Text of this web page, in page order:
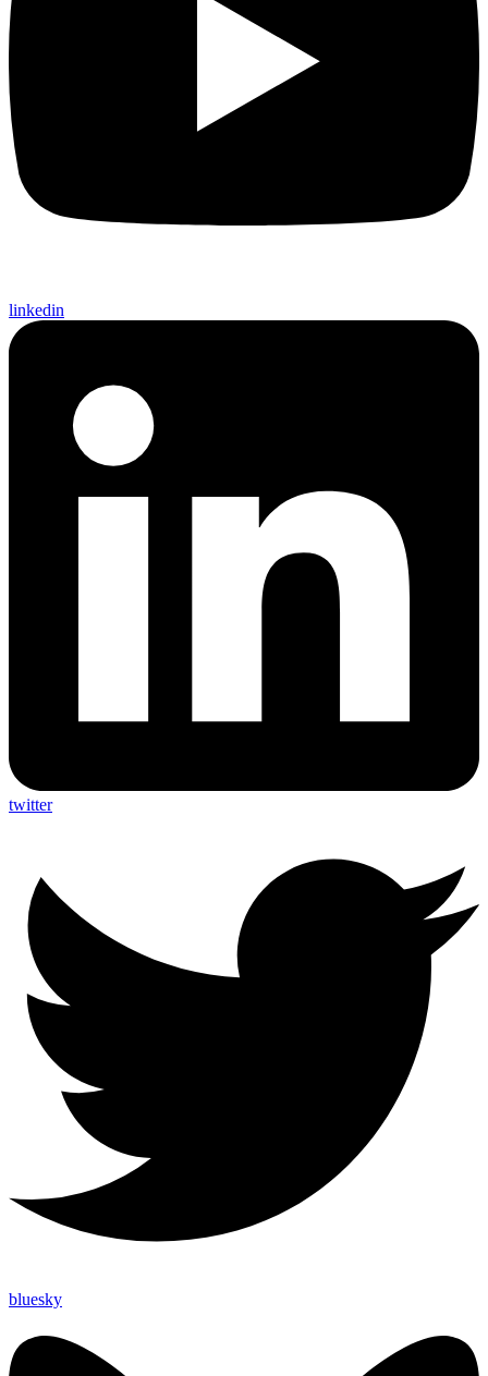
linkedin
twitter
bluesky